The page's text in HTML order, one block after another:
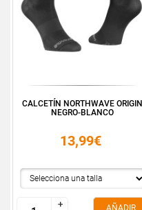
CALCETÍN NORTHWAVE ORIGIN
NEGRO-BLANCO
13,99€
+
+
AÑADIR